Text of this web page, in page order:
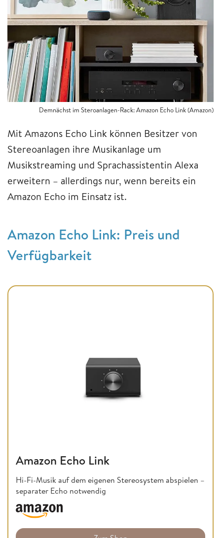
Demnächst im Steroanlagen-Rack: Amazon Echo Link (Amazon)
Mit Amazons Echo Link können Besitzer von
Stereoanlagen ihre Musikanlage um
Musikstreaming und Sprachassistentin Alexa
erweitern – allerdings nur, wenn bereits ein
Amazon Echo im Einsatz ist.
Amazon Echo Link: Preis und
Verfügbarkeit
Amazon Echo Link
Hi-Fi-Musik auf dem eigenen Stereosystem abspielen –
separater Echo notwendig